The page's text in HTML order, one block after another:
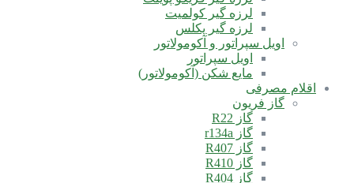
لرزه گیر کولمیت
لرزه گیر پکلس
اویل سپراتور و آکومولاتور
اویل سپراتور
مایع شکن (آکومولاتور)
اقلام مصرفی
گاز فریون
گاز R22
گاز r134a
گاز R407
گاز R410
گاز R404